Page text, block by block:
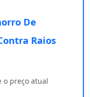
De
Raios
o preço atual